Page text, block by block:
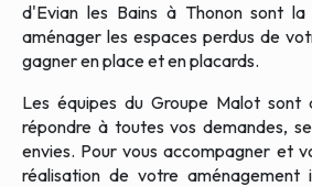
d'Evian les Bains à Thonon sont
aménager les espaces perdus de
gagner en place et en placards.
Les équipes du Groupe Malot
répondre à toutes vos demandes,
envies. Pour vous accompagner et
réalisation de votre aménagement